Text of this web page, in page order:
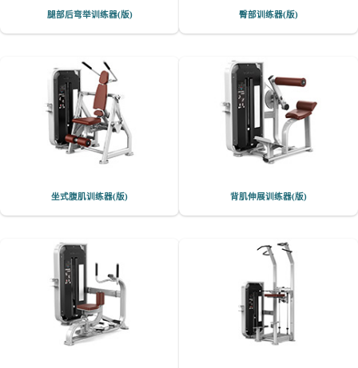
腿部后弯举训练器(版) 臀部训练器(版)
坐式腹肌训练器(版) 背肌伸展训练器(版)